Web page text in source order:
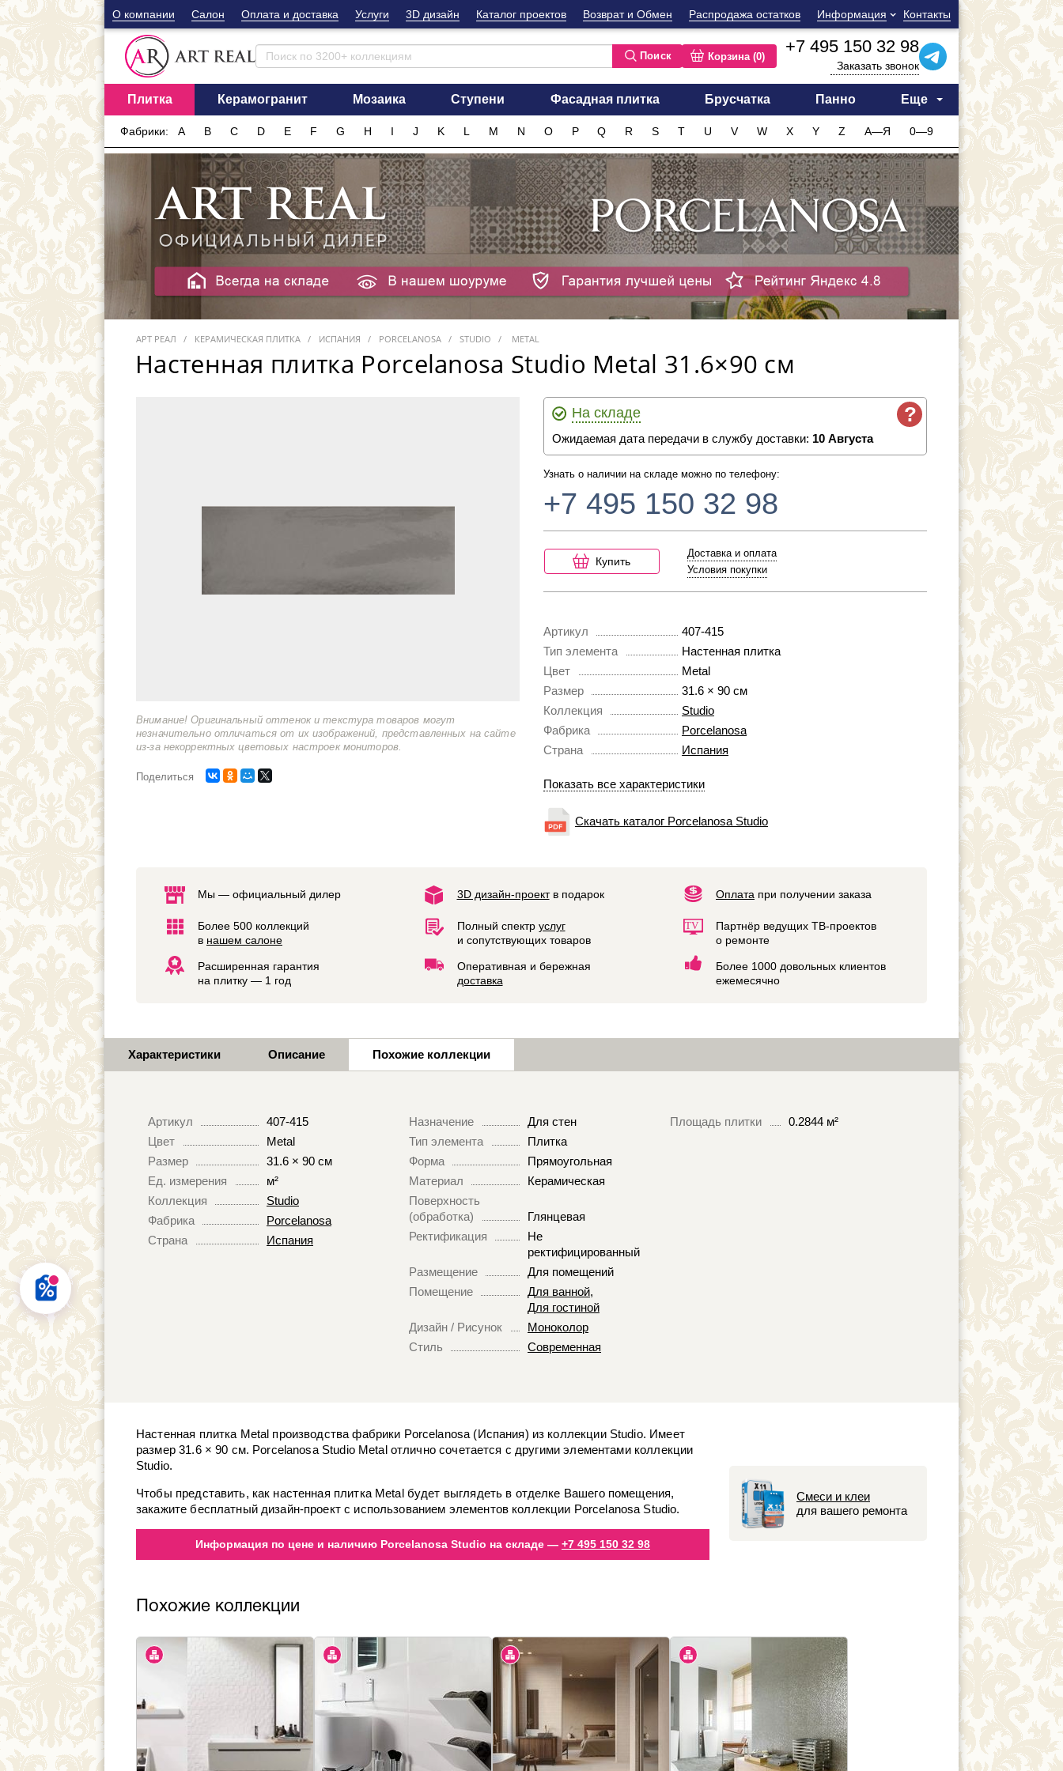
О компании Cалон Оплата и доставка Услуги 3D дизайн Каталог проектов Возврат и Обмен Распродажа остатков Информация Контакты
Поиск Корзина (0)
+7 495 150 32 98
Заказать звонок
Плитка Керамогранит Мозаика Ступени Фасадная плитка Брусчатка Панно Еще
Фабрики: A B C D E F G H I J K L M N O P Q R S T U V W X Y Z А—Я 0—9
АРТ РЕАЛ КЕРАМИЧЕСКАЯ ПЛИТКА ИСПАНИЯ PORCELANOSA STUDIO METAL
Настенная плитка Porcelanosa Studio Metal 31.6×90 см
Внимание! Оригинальный оттенок и текстура товаров могут
незначительно отличаться от их изображений, представленных на сайте
из-за некорректных цветовых настроек мониторов.
Поделиться
?
На складе
Ожидаемая дата передачи в службу доставки: 10 Августа
Узнать о наличии на складе можно по телефону:
+7 495 150 32 98
Купить
Доставка и оплата
Условия покупки
Артикул
407-415
Тип элемента
Настенная плитка
Цвет
Metal
Размер
31.6 × 90 см
Коллекция
Studio
Фабрика
Porcelanosa
Страна
Испания
Показать все характеристики
Скачать каталог Porcelanosa Studio
Мы — официальный дилер 3D дизайн-проектв подарок Оплата при получении заказа
Более 500 коллекций
в нашем салоне
Полный спектр услуг
и сопутствующих товаров
Партнёр ведущих ТВ-проектов
о ремонте
Расширенная гарантия
на плитку — 1 год
Оперативная и бережная
доставка
Более 1000 довольных клиентов
ежемесячно
Характеристики Описание Похожие коллекции
Артикул
407-415
Цвет
Metal
Размер
31.6 × 90 см
Ед. измерения
м²
Коллекция
Studio
Фабрика
Porcelanosa
Страна
Испания
Назначение
Для стен
Тип элемента
Плитка
Форма
Прямоугольная
Материал
Керамическая
Поверхность
(обработка)
Глянцевая
Ректификация
Не
ректифицированный
Размещение
Для помещений
Помещение
Для ванной,
Для гостиной
Дизайн / Рисунок
Моноколор
Стиль
Современная
Площадь плитки 0.2844 м²
Смеси и клеи
для вашего ремонта
Настенная плитка Metal производства фабрики Porcelanosa (Испания) из коллекции Studio. Имеет
размер 31.6 × 90 см. Porcelanosa Studio Metal отлично сочетается с другими элементами коллекции
Studio.
Чтобы представить, как настенная плитка Metal будет выглядеть в отделке Вашего помещения,
закажите бесплатный дизайн-проект с использованием элементов коллекции Porcelanosa Studio.
Информация по цене и наличию Porcelanosa Studio на складе — +7 495 150 32 98
Похожие коллекции